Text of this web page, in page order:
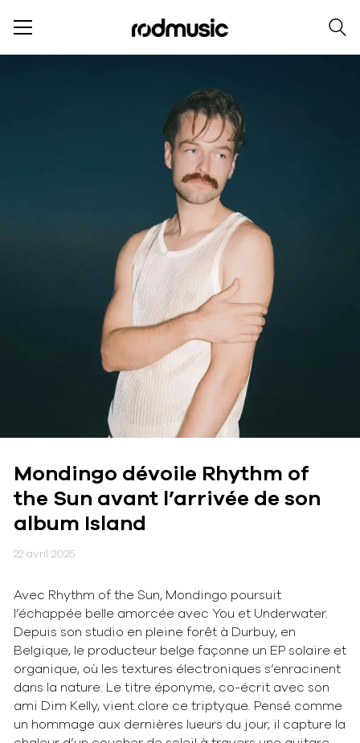
Mondingo dévoile Rhythm of
the Sun avant l’arrivée de son
album Island
22 avril 2025
Avec Rhythm of the Sun, Mondingo poursuit
l’échappée belle amorcée avec You et Underwater.
Depuis son studio en pleine forêt à Durbuy, en
Belgique, le producteur belge façonne un EP solaire et
organique, où les textures électroniques s’enracinent
dans la nature. Le titre éponyme, co-écrit avec son
ami Dim Kelly, vient clore ce triptyque. Pensé comme
un hommage aux dernières lueurs du jour, il capture la